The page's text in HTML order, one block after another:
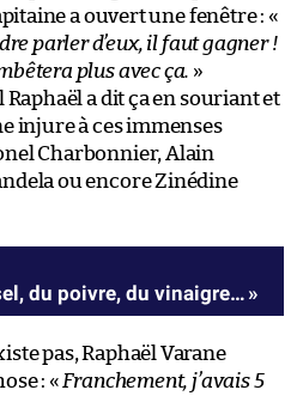
a ouvert une fenêtre : «
parler d’eux, il faut gagner !
plus avec ça. »
a dit ça en souriant et
injure à ces immenses
Charbonnier, Alain
ou encore Zinédine
du poivre, du vinaigre… »
pas, Raphaël Varane
: « Franchement, j’avais 5